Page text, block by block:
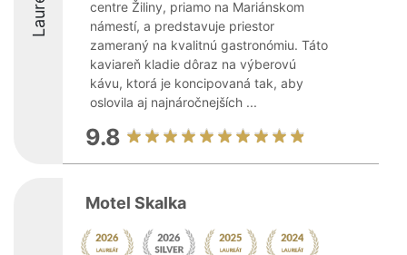
centre Žiliny, priamo na Mariánskom
námestí, a predstavuje priestor
zameraný na kvalitnú gastronómiu. Táto
kaviareň kladie dôraz na výberovú
kávu, ktorá je koncipovaná tak, aby
oslovila aj najnáročnejších ...
9.8
Motel Skalka